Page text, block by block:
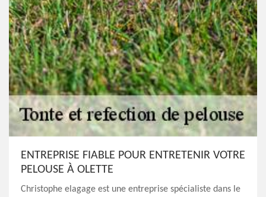
ENTREPRISE FIABLE POUR ENTRETENIR VOTRE
PELOUSE À OLETTE
Christophe elagage est une entreprise spécialiste dans le